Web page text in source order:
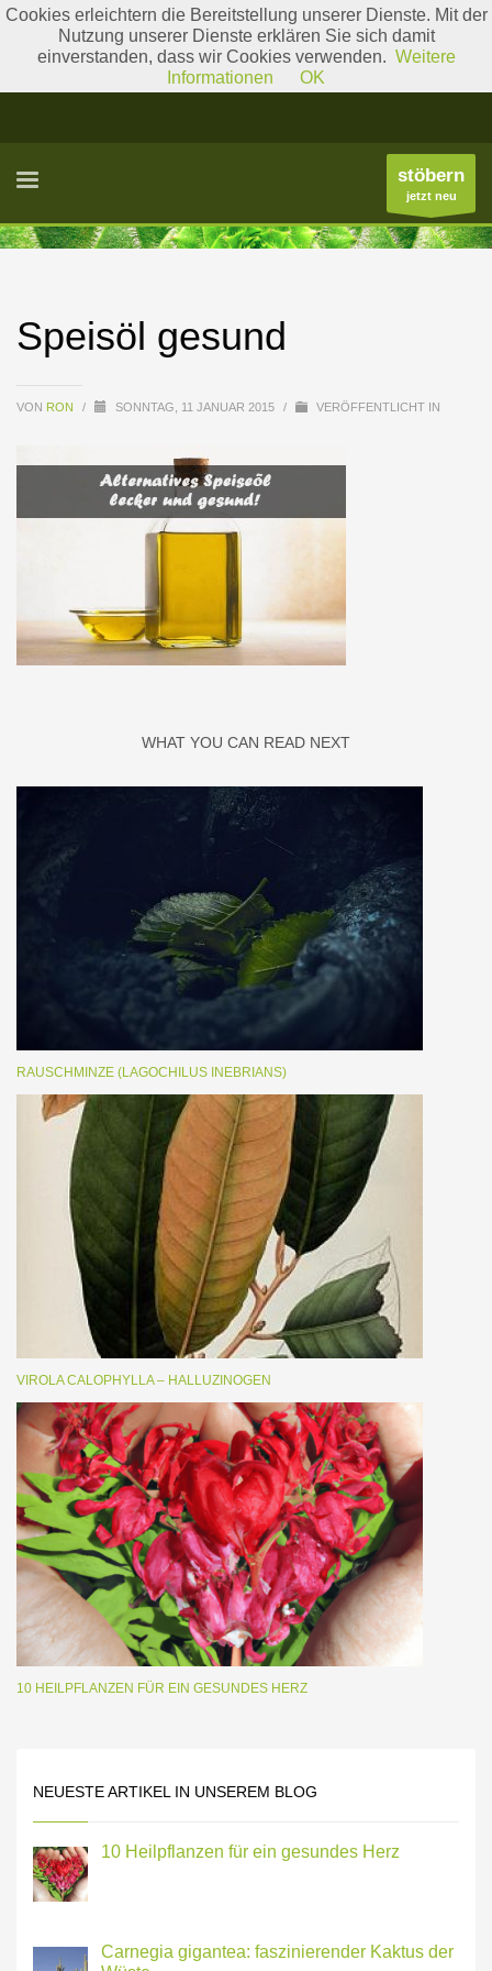
Literatur Gattungslisten
stöbern
jetzt neu
Speisöl gesund
VON RON / SONNTAG, 11 JANUAR 2015 / VERÖFFENTLICHT IN
WHAT YOU CAN READ NEXT
RAUSCHMINZE (LAGOCHILUS INEBRIANS)
VIROLA CALOPHYLLA – HALLUZINOGEN
10 HEILPFLANZEN FÜR EIN GESUNDES HERZ
NEUESTE ARTIKEL IN UNSEREM BLOG
10 Heilpflanzen für ein gesundes Herz
Carnegia gigantea: faszinierender Kaktus der
Cookies erleichtern die Bereitstellung unserer Dienste. Mit der
Nutzung unserer Dienste erklären Sie sich damit
einverstanden, dass wir Cookies verwenden. Weitere
Informationen
OK